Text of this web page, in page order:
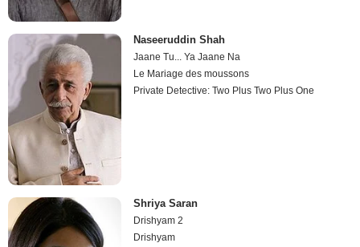
Naseeruddin Shah
Jaane Tu... Ya Jaane Na
Le Mariage des moussons
Private Detective: Two Plus Two Plus One
Shriya Saran
Drishyam 2
Drishyam